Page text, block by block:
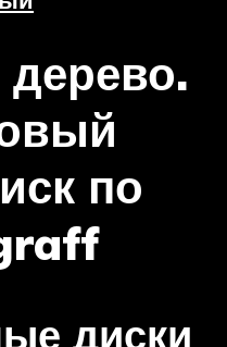
дерево.
по
диски